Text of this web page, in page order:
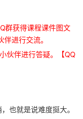
群获得课程课件图文
进行交流。
伙伴进行答疑。
【QQ
也就是说难度挺大。